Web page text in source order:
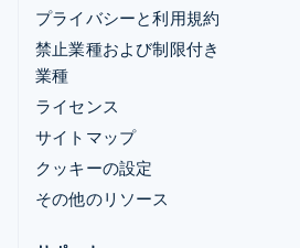
プライバシーと利用規約
禁止業種および制限付き
業種
ライセンス
サイトマップ
クッキーの設定
その他のリソース